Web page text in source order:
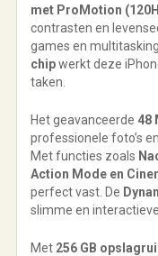
met ProMotion
contrasten en
games en
chipwerkt deze
taken.
Het geavanceerde 48
professionele foto’s
Met functies zoals
Action Mode en
perfect vast. De
slimme en
Met 256 GB